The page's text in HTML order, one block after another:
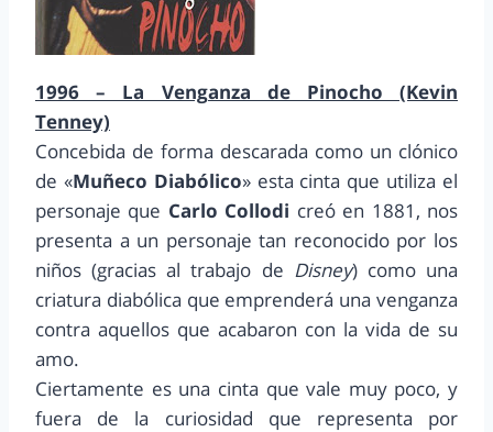
1996 – La Venganza de Pinocho (Kevin
Tenney)
Concebida de forma descarada como un clónico
de «Muñeco Diabólico» esta cinta que utiliza el
personaje que Carlo Collodi creó en 1881, nos
presenta a un personaje tan reconocido por los
niños (gracias al trabajo de Disney) como una
criatura diabólica que emprenderá una venganza
contra aquellos que acabaron con la vida de su
amo.
Ciertamente es una cinta que vale muy poco, y
fuera de la curiosidad que representa por